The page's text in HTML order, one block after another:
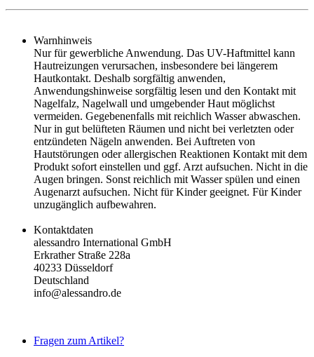
Warnhinweis
Nur für gewerbliche Anwendung. Das UV-Haftmittel kann
Hautreizungen verursachen, insbesondere bei längerem
Hautkontakt. Deshalb sorgfältig anwenden,
Anwendungshinweise sorgfältig lesen und den Kontakt mit
Nagelfalz, Nagelwall und umgebender Haut möglichst
vermeiden. Gegebenenfalls mit reichlich Wasser abwaschen.
Nur in gut belüfteten Räumen und nicht bei verletzten oder
entzündeten Nägeln anwenden. Bei Auftreten von
Hautstörungen oder allergischen Reaktionen Kontakt mit dem
Produkt sofort einstellen und ggf. Arzt aufsuchen. Nicht in die
Augen bringen. Sonst reichlich mit Wasser spülen und einen
Augenarzt aufsuchen. Nicht für Kinder geeignet. Für Kinder
unzugänglich aufbewahren.
Kontaktdaten
alessandro International GmbH
Erkrather Straße 228a
40233 Düsseldorf
Deutschland
info@alessandro.de
Fragen zum Artikel?